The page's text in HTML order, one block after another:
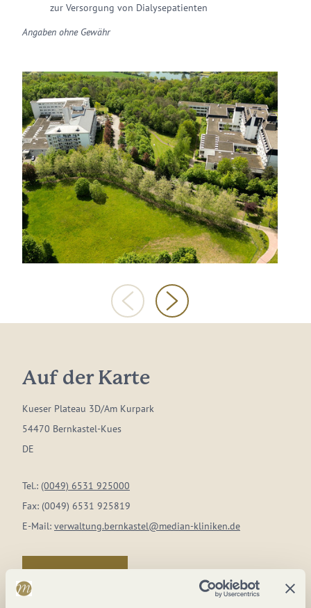
zur Versorgung von Dialysepatienten
Angaben ohne Gewähr
Auf der Karte
Kueser Plateau 3D/Am Kurpark
54470 Bernkastel-Kues
DE
Tel.: (0049) 6531 925000
Fax: (0049) 6531 925819
E-Mail: verwaltung.bernkastel@median-kliniken.de